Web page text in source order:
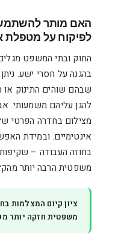
האם מותר
לפיקוח על מטפלת
החוק ובתי המשפט
בהגנה על חסרי ישע.
שבהם שוהים התינוק או
להגן עליהם משמעותי.
מצילום בחדרה הפרטי
אינטימיים. ובמידת
בחוזה העבודה –
משפטית הרבה יותר
ציון קיום המצלמות
משפטית חזקה יותר